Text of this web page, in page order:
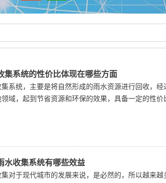
集系统的性价比体现在哪些方面
集系统，主要是将自然形成的雨水资源进行回收，
域，起到节省资源和环保的效果，具备一定的性价
水收集系统有哪些效益
集对于现代城市的发展来说，是必然的，所以越来